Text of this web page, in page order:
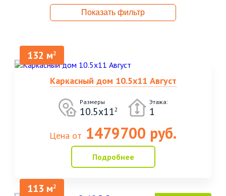
Показать фильтр
132 м2
Каркасный дом 10.5х11 Август
Размеры
10.5х112
Этажа:
1
Цена от 1479700 руб.
Подробнее
113 м2